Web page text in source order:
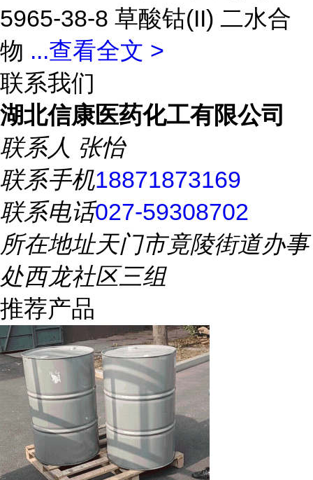
5965-38-8 草酸钴(II) 二水合
物 ...查看全文 >
联系我们
湖北信康医药化工有限公司
联系人 张怡
联系手机18871873169
联系电话027-59308702
所在地址天门市竟陵街道办事
处西龙社区三组
推荐产品